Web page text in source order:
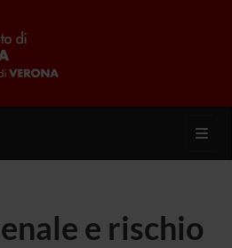
e rischio